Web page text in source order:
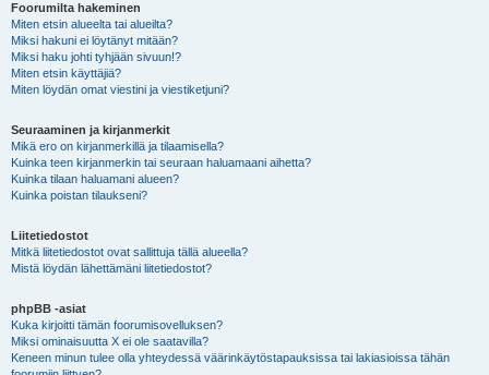
Foorumilta hakeminen
Miten etsin alueelta tai alueilta?
Miksi hakuni ei löytänyt mitään?
Miksi haku johti tyhjään sivuun!?
Miten etsin käyttäjiä?
Miten löydän omat viestini ja viestiketjuni?
Seuraaminen ja kirjanmerkit
Mikä ero on kirjanmerkillä ja tilaamisella?
Kuinka teen kirjanmerkin tai seuraan haluamaani aihetta?
Kuinka tilaan haluamani alueen?
Kuinka poistan tilaukseni?
Liitetiedostot
Mitkä liitetiedostot ovat sallittuja tällä alueella?
Mistä löydän lähettämäni liitetiedostot?
phpBB -asiat
Kuka kirjoitti tämän foorumisovelluksen?
Miksi ominaisuutta X ei ole saatavilla?
Keneen minun tulee olla yhteydessä väärinkäytöstapauksissa tai lakiasioissa tähän